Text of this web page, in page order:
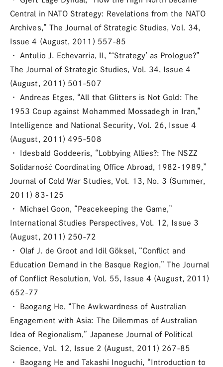
Central in NATO Strategy: Revelations from the NATO
Archives,” The Journal of Strategic Studies, Vol. 34,
Issue 4 (August, 2011) 557-85
・ Antulio J. Echevarria, II, “‘Strategy’ as Prologue?”
The Journal of Strategic Studies, Vol. 34, Issue 4
(August, 2011) 501-507
・ Andreas Etges, “All that Glitters is Not Gold: The
1953 Coup against Mohammed Mossadegh in Iran,”
Intelligence and National Security, Vol. 26, Issue 4
(August, 2011) 495-508
・ Idesbald Goddeeris, “Lobbying Allies?: The NSZZ
Solidarność Coordinating Office Abroad, 1982-1989,”
Journal of Cold War Studies, Vol. 13, No. 3 (Summer,
2011) 83-125
・ Michael Goon, “Peacekeeping the Game,”
International Studies Perspectives, Vol. 12, Issue 3
(August, 2011) 250-72
・ Olaf J. de Groot and Idil Göksel, “Conflict and
Education Demand in the Basque Region,” The Journal
of Conflict Resolution, Vol. 55, Issue 4 (August, 2011)
652-77
・ Baogang He, “The Awkwardness of Australian
Engagement with Asia: The Dilemmas of Australian
Idea of Regionalism,” Japanese Journal of Political
Science, Vol. 12, Issue 2 (August, 2011) 267-85
・ Baogang He and Takashi Inoguchi, “Introduction to